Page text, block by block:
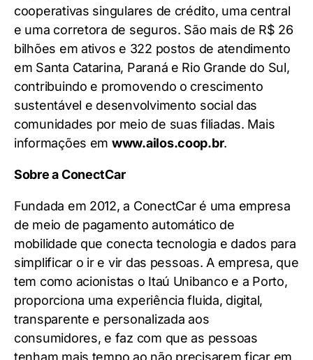
cooperativas singulares de crédito, uma central
e uma corretora de seguros. São mais de R$ 26
bilhões em ativos e 322 postos de atendimento
em Santa Catarina, Paraná e Rio Grande do Sul,
contribuindo e promovendo o crescimento
sustentável e desenvolvimento social das
comunidades por meio de suas filiadas. Mais
informações em www.ailos.coop.br.
Sobre a ConectCar
Fundada em 2012, a ConectCar é uma empresa
de meio de pagamento automático de
mobilidade que conecta tecnologia e dados para
simplificar o ir e vir das pessoas. A empresa, que
tem como acionistas o Itaú Unibanco e a Porto,
proporciona uma experiência fluida, digital,
transparente e personalizada aos
consumidores, e faz com que as pessoas
tenham mais tempo ao não precisarem ficar em